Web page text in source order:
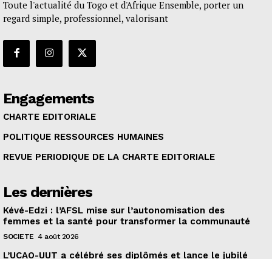
Toute l'actualité du Togo et d'Afrique Ensemble, porter un
regard simple, professionnel, valorisant
Engagements
CHARTE EDITORIALE
POLITIQUE RESSOURCES HUMAINES
REVUE PERIODIQUE DE LA CHARTE EDITORIALE
Les dernières
Kévé-Edzi : l’AFSL mise sur l’autonomisation des
femmes et la santé pour transformer la communauté
SOCIETE 4 août 2026
L’UCAO-UUT a célébré ses diplômés et lance le jubilé